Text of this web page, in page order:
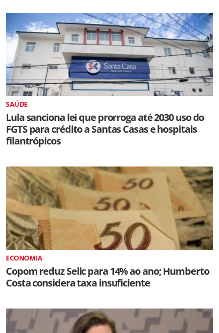
SAÚDE
Lula sanciona lei que prorroga até 2030 uso do
FGTS para crédito a Santas Casas e hospitais
filantrópicos
ECONOMIA
Copom reduz Selic para 14% ao ano; Humberto
Costa considera taxa insuficiente